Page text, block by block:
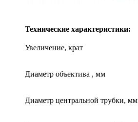
Технические характеристики:
Увеличение, крат
Диаметр объектива , мм
Диаметр центральной трубки, мм